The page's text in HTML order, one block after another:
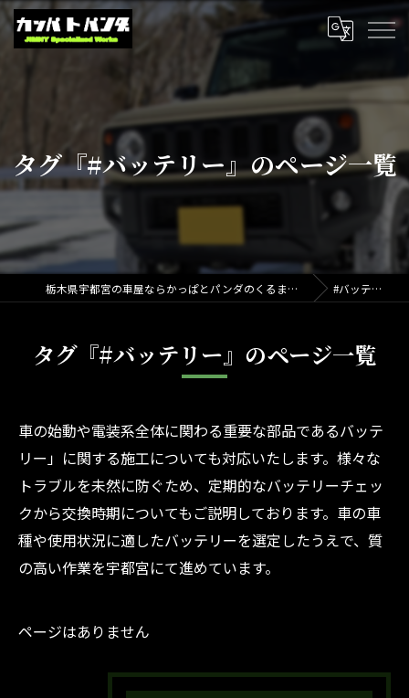
タグ『#バッテリー』のページ一覧
栃木県宇都宮の車屋ならかっぱとパンダのくるまやさん #バッテリー
タグ『#バッテリー』のページ一覧
車の始動や電装系全体に関わる重要な部品であるバッテ
リー」に関する施工についても対応いたします。様々な
トラブルを未然に防ぐため、定期的なバッテリーチェッ
クから交換時期についてもご説明しております。車の車
種や使用状況に適したバッテリーを選定したうえで、質
の高い作業を宇都宮にて進めています。
ページはありません